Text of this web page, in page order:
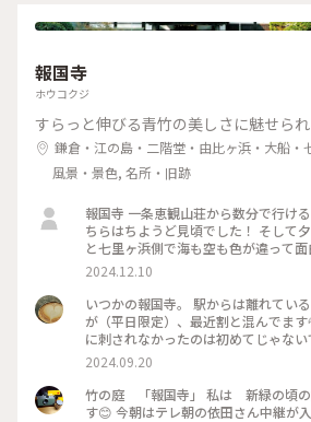
所』 2025年10月18日(土) - 2026年3
#SIDECORELivingroadLivingspace/
み、上から覗くプールが見られるよう
わいいラビットチェアや、憧れのアル
のアントチェアやスワンチェアに座れ
世紀美術館 #美術館 #金沢 #石川 #アー
報国寺
ホウコクジ
すらっと伸びる青竹の美しさに魅せら
鎌倉・江の島・二階堂・由比ヶ浜・大船・
風景・景色, 名所・旧跡
報国寺 一条恵観山荘から数分で行けるので寄ってみました こ
ちらはちようど見頃でした！ そして
と七里ヶ浜側で海も空も色が違って
2024.12.10
いつかの報国寺。 駅からは離れてい
が（平日限定）、最近割と混んでま
に刺されなかったのは初めてじゃな
た〜🦟 #ことりっぷ旅2024 #鎌倉
2024.09.20
竹の庭 「報国寺」 私は 新緑の頃の鎌倉がいちばん好きで
す😊 今朝はテレ朝の依田さん中継